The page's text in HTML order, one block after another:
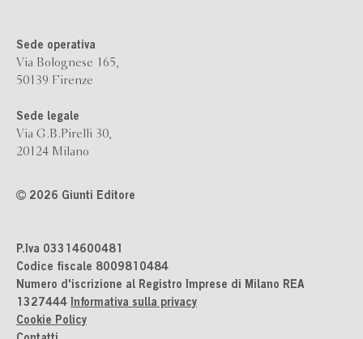
Sede operativa
Via Bolognese 165,
50139 Firenze
Sede legale
Via G.B.Pirelli 30,
20124 Milano
2026 Giunti Editore
P.Iva 03314600481
Codice fiscale 8009810484
Numero d'iscrizione al Registro Imprese di Milano REA
1327444 Informativa sulla privacy
Cookie Policy